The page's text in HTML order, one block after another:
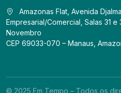
Amazonas Flat, Avenida
Empresarial/Comercial, Salas 31
Novembro
CEP 69033-070 – Manaus,
© 2025 Em Tempo – Todos os